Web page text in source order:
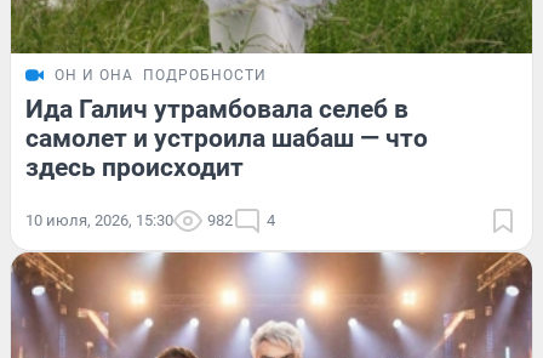
ОН И ОНА ПОДРОБНОСТИ
Ида Галич утрамбовала селеб в
самолет и устроила шабаш — что
здесь происходит
10 июля, 2026, 15:30 982 4